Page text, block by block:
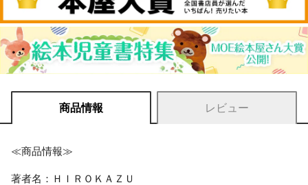
商品情報 レビュー
≪商品情報≫
著者名：ＨＩＲＯＫＡＺＵ